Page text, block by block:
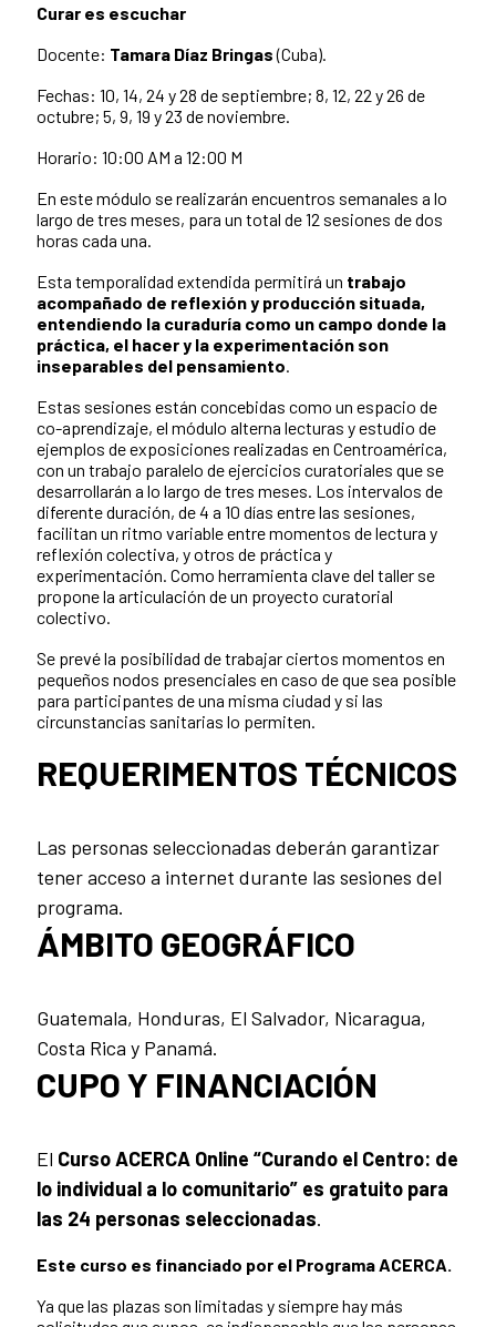
Curar es escuchar
Docente: Tamara Díaz Bringas(Cuba).
Fechas: 10, 14, 24 y 28 de septiembre; 8, 12, 22 y 26 de
octubre; 5, 9, 19 y 23 de noviembre.
Horario: 10:00 AM a 12:00 M
En este módulo se realizarán encuentros semanales a lo
largo de tres meses, para un total de 12 sesiones de dos
horas cada una.
Esta temporalidad extendida permitirá un trabajo
acompañado de reflexión y producción situada,
entendiendo la curaduría como un campo donde la
práctica, el hacer y la experimentación son
inseparables del pensamiento.
Estas sesiones están concebidas como un espacio de
co-aprendizaje, el módulo alterna lecturas y estudio de
ejemplos de exposiciones realizadas en Centroamérica,
con un trabajo paralelo de ejercicios curatoriales que se
desarrollarán a lo largo de tres meses. Los intervalos de
diferente duración, de 4 a 10 días entre las sesiones,
facilitan un ritmo variable entre momentos de lectura y
reflexión colectiva, y otros de práctica y
experimentación. Como herramienta clave del taller se
propone la articulación de un proyecto curatorial
colectivo.
Se prevé la posibilidad de trabajar ciertos momentos en
pequeños nodos presenciales en caso de que sea posible
para participantes de una misma ciudad y si las
circunstancias sanitarias lo permiten.
REQUERIMENTOS TÉCNICOS
Las personas seleccionadas deberán garantizar
tener acceso a internet durante las sesiones del
programa.
ÁMBITO GEOGRÁFICO
Guatemala, Honduras, El Salvador, Nicaragua,
Costa Rica y Panamá.
CUPO Y FINANCIACIÓN
El Curso ACERCA Online “Curando el Centro: de
lo individual a lo comunitario” es gratuito para
las 24 personas seleccionadas.
Este curso es financiado por el Programa ACERCA.
Ya que las plazas son limitadas y siempre hay más